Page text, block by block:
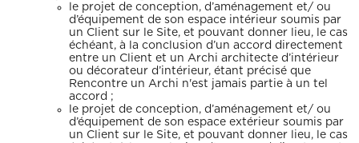
le projet de conception, d’aménagement et/ ou
d’équipement de son espace intérieur soumis par
un Client sur le Site, et pouvant donner lieu, le cas
échéant, à la conclusion d’un accord directement
entre un Client et un Archi architecte d’intérieur
ou décorateur d’intérieur, étant précisé que
Rencontre un Archi n'est jamais partie à un tel
accord ;
le projet de conception, d’aménagement et/ ou
d’équipement de son espace extérieur soumis par
un Client sur le Site, et pouvant donner lieu, le cas